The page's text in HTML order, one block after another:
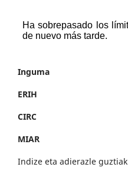
Inguma
ERIH
CIRC
MIAR
Indize eta adierazle guztiak